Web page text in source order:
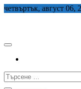
Skip
четвъртък, август 06,
Търсене
за: